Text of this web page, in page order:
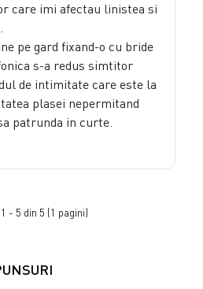
care imi afectau linistea si
pe gard fixand-o cu bride
s-a redus simtitor
de intimitate care este la
plasei nepermitand
patrunda in curte.
- 5 din 5 (1 pagini)